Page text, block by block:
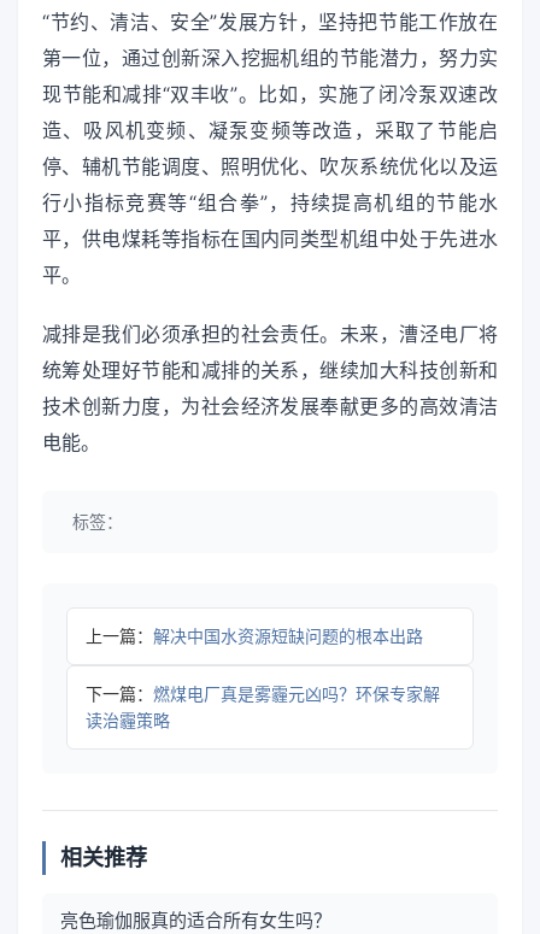
“节约、清洁、安全”发展方针，坚持把节能工作放在
第一位，通过创新深入挖掘机组的节能潜力，努力实
现节能和减排“双丰收”。比如，实施了闭冷泵双速改
造、吸风机变频、凝泵变频等改造，采取了节能启
停、辅机节能调度、照明优化、吹灰系统优化以及运
行小指标竞赛等“组合拳”，持续提高机组的节能水
平，供电煤耗等指标在国内同类型机组中处于先进水
平。
减排是我们必须承担的社会责任。未来，漕泾电厂将
统筹处理好节能和减排的关系，继续加大科技创新和
技术创新力度，为社会经济发展奉献更多的高效清洁
电能。
标签：
上一篇： 解决中国水资源短缺问题的根本出路
下一篇： 燃煤电厂真是雾霾元凶吗？环保专家解
读治霾策略
相关推荐
亮色瑜伽服真的适合所有女生吗？